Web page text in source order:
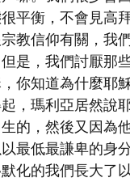
平衡，不會見高
教信仰有關，我
是，我們討厭那
你知道為什麼耶
，瑪利亞居然說
的，然後又因為
最低最謙卑的身
化的我們長大了